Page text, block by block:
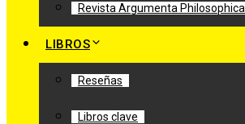
Revista Argumenta Philosophica
LIBROS
Reseñas
Libros clave